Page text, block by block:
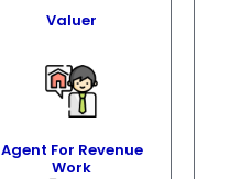
Valuer
Agent For Revenue
Work